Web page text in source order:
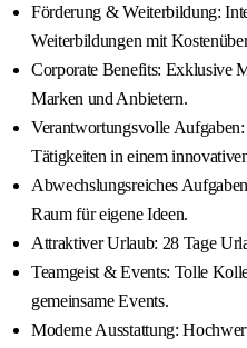
Förderung & Weiterbildung:
Weiterbildungen mit
Corporate Benefits: Exklusive
Marken und Anbietern.
Verantwortungsvolle
Tätigkeiten in einem
Abwechslungsreiches
Raum für eigene Ideen.
Attraktiver Urlaub: 28 Tage
Teamgeist & Events: Tolle
gemeinsame Events.
Moderne Ausstattung: